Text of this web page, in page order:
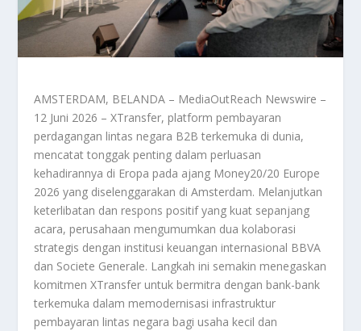
AMSTERDAM, BELANDA – MediaOutReach Newswire –
12 Juni 2026 – XTransfer, platform pembayaran
perdagangan lintas negara B2B terkemuka di dunia,
mencatat tonggak penting dalam perluasan
kehadirannya di Eropa pada ajang Money20/20 Europe
2026 yang diselenggarakan di Amsterdam. Melanjutkan
keterlibatan dan respons positif yang kuat sepanjang
acara, perusahaan mengumumkan dua kolaborasi
strategis dengan institusi keuangan internasional BBVA
dan Societe Generale. Langkah ini semakin menegaskan
komitmen XTransfer untuk bermitra dengan bank-bank
terkemuka dalam memodernisasi infrastruktur
pembayaran lintas negara bagi usaha kecil dan